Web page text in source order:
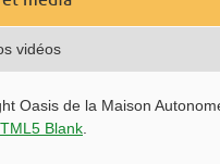
vidéos
Oasis de la Maison
Blank